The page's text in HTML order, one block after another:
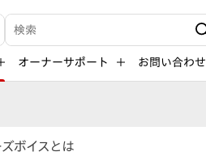
検索キーワード入力
オーナーサポート お問い合わせ
ボイスとは